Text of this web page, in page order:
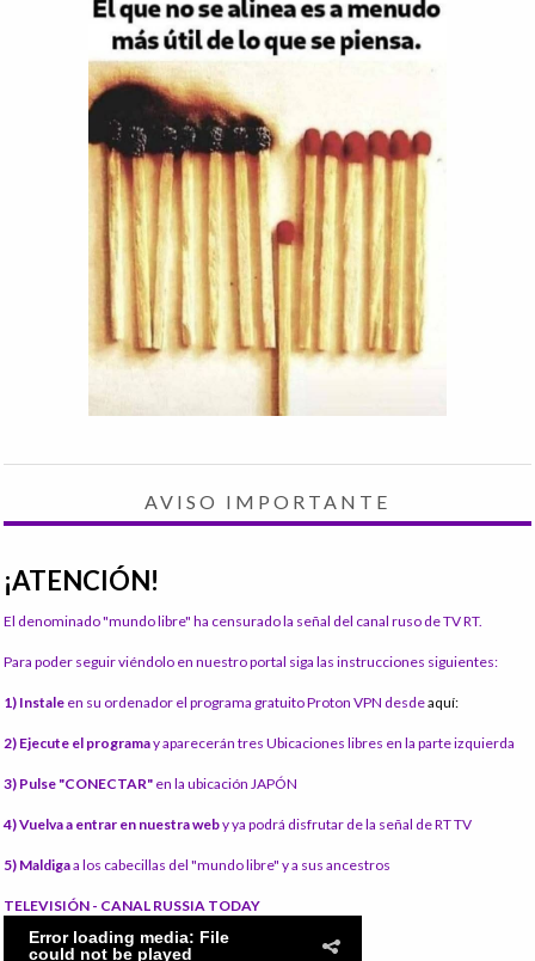
AVISO IMPORTANTE
¡ATENCIÓN!
El denominado "mundo libre" ha censurado la señal del canal ruso de TV RT.
Para poder seguir viéndolo en nuestro portal siga las instrucciones siguientes:
1) Instale en su ordenador el programa gratuito Proton VPN desdeaquí:
2) Ejecute el programay aparecerán tres Ubicaciones libres en la parte izquierda
3) Pulse "CONECTAR" en la ubicación JAPÓN
4) Vuelva a entrar en nuestra weby ya podrá disfrutar de la señal de RT TV
5) Maldigaa los cabecillas del "mundo libre" y a sus ancestros
TELEVISIÓN - CANAL RUSSIA TODAY